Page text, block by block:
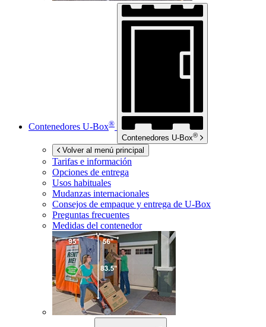
Contenedores U-Box®
Contenedores U-Box®
Volver al menú principal
Tarifas e información
Opciones de entrega
Usos habituales
Mudanzas internacionales
Consejos de empaque y entrega de U-Box
Preguntas frecuentes
Medidas del contenedor